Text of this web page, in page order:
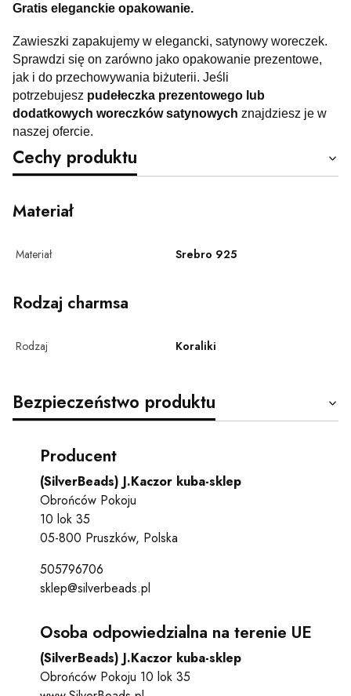
Gratis eleganckie opakowanie.
Zawieszki zapakujemy w elegancki, satynowy woreczek.
Sprawdzi się on zarówno jako opakowanie prezentowe,
jak i do przechowywania biżuterii. Jeśli
potrzebujesz pudełeczka prezentowego lub
dodatkowych woreczków satynowych znajdziesz je w
naszej ofercie.
Cechy produktu
Materiał
Materiał Srebro 925
Rodzaj charmsa
Rodzaj Koraliki
Bezpieczeństwo produktu
Producent
(SilverBeads) J.Kaczor kuba-sklep
Obrońców Pokoju
10 lok 35
05-800 Pruszków, Polska
505796706
sklep@silverbeads.pl
Osoba odpowiedzialna na terenie UE
(SilverBeads) J.Kaczor kuba-sklep
Obrońców Pokoju 10 lok 35